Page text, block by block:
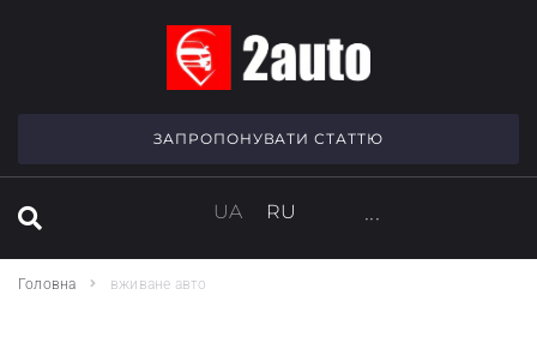
ЗАПРОПОНУВАТИ СТАТТЮ
···
UA RU
Головна вживане авто
SEARCH THIS WEBSITE